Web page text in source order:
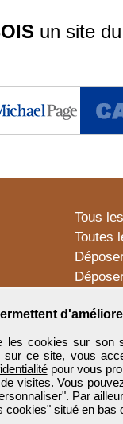
les cookies sur son
sur ce site, vous
pour vous
visites. Vous
Par
cookies" situé en bas
un site
Tous
Toutes